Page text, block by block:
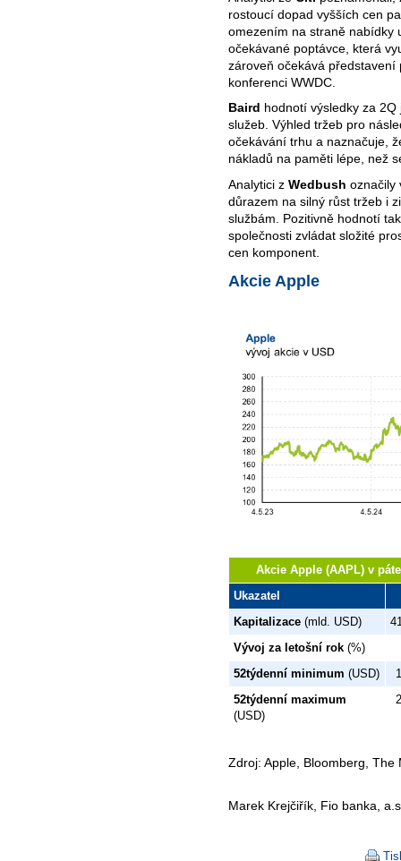
rostoucí dopad vyšších cen
omezením na straně nabídky
očekávané poptávce, která
zároveň očekává
konferenci WWDC.
Baird hodnotí výsledky za
služeb. Výhled tržeb pro
očekávání trhu a naznačuje,
nákladů na paměti lépe, než
Analytici z Wedbush označily
důrazem na silný růst tržeb i
službám. Pozitivně hodnotí
společnosti zvládat složité
cen komponent.
Akcie Apple
Akcie Apple (AAPL) v
Ukazatel
Kapitalizace (mld. USD)
Vývoj za letošní rok (%)
52týdenní minimum (USD)
52týdenní maximum
(USD)
Zdroj: Apple, Bloomberg, The
Marek Krejčiřík, Fio banka,